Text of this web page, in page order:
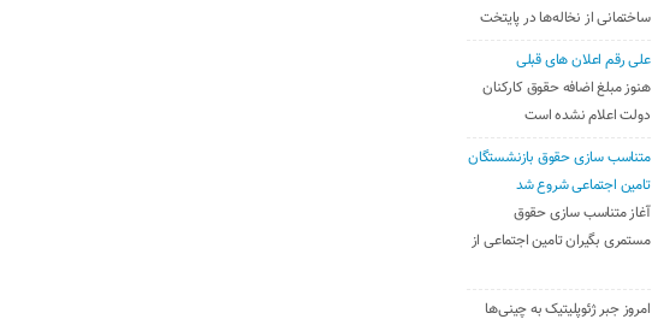
ساختمانی از نخاله‌ها در پایتخت
علی رقم اعلان های قبلی
هنوز مبلغ اضافه حقوق کارکنان
دولت اعلام نشده است
متناسب سازی حقوق بازنشستگان
تامین اجتماعی شروع شد
آغاز متناسب سازی حقوق
مستمری بگیران تامین اجتماعی از
امروز جبر ژئوپلیتیک به چینی‌ها